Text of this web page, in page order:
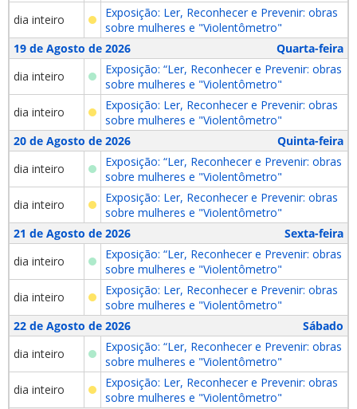
dia inteiro
Exposição: Ler, Reconhecer e Prevenir: obras
sobre mulheres e "Violentômetro"
19 de Agosto de 2026
Quarta-feira
dia inteiro
Exposição: “Ler, Reconhecer e Prevenir: obras
sobre mulheres e "Violentômetro"
dia inteiro
Exposição: Ler, Reconhecer e Prevenir: obras
sobre mulheres e "Violentômetro"
20 de Agosto de 2026
Quinta-feira
dia inteiro
Exposição: “Ler, Reconhecer e Prevenir: obras
sobre mulheres e "Violentômetro"
dia inteiro
Exposição: Ler, Reconhecer e Prevenir: obras
sobre mulheres e "Violentômetro"
21 de Agosto de 2026
Sexta-feira
dia inteiro
Exposição: “Ler, Reconhecer e Prevenir: obras
sobre mulheres e "Violentômetro"
dia inteiro
Exposição: Ler, Reconhecer e Prevenir: obras
sobre mulheres e "Violentômetro"
22 de Agosto de 2026
Sábado
dia inteiro
Exposição: “Ler, Reconhecer e Prevenir: obras
sobre mulheres e "Violentômetro"
dia inteiro
Exposição: Ler, Reconhecer e Prevenir: obras
sobre mulheres e "Violentômetro"